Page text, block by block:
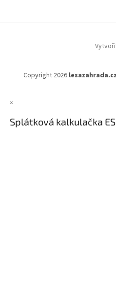
Copyright 2026 lesazahrada.cz
×
Splátková kalkulačka